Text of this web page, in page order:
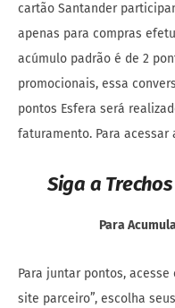
cartão Santander
apenas para compras
acúmulo padrão é de 2
promocionais, essa
pontos Esfera será
faturamento. Para acessar
Siga a
Para
Para juntar pontos,
site parceiro”, escolha